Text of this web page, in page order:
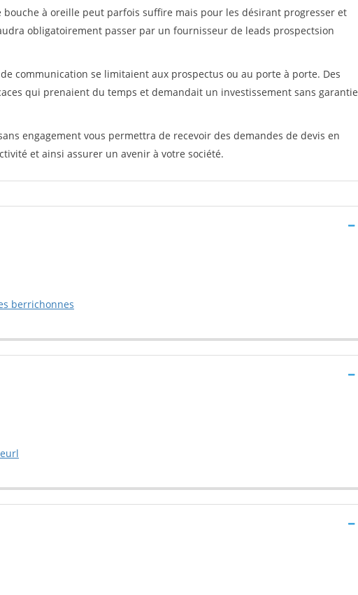
bouche à oreille peut parfois suffire mais pour les désirant progresser et
obligatoirement passer par un fournisseur de leads prospectsion
communication se limitaient aux prospectus ou au porte à porte. Des
qui prenaient du temps et demandait un investissement sans garantie
engagement vous permettra de recevoir des demandes de devis en
et ainsi assurer un avenir à votre société.
berrichonnes